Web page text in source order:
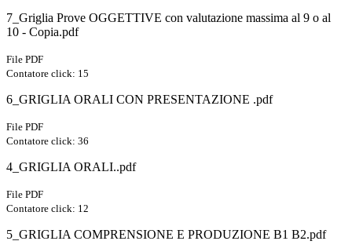
7_Griglia Prove OGGETTIVE con valutazione massima al 9 o al
10 - Copia.pdf
File PDF
Contatore click: 15
6_GRIGLIA ORALI CON PRESENTAZIONE .pdf
File PDF
Contatore click: 36
4_GRIGLIA ORALI..pdf
File PDF
Contatore click: 12
5_GRIGLIA COMPRENSIONE E PRODUZIONE B1 B2.pdf